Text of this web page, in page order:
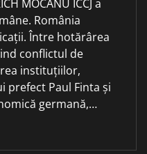
MOCANU ÎCCJ a
România
Între hotărârea
conflictul de
instituțiilor,
prefect Paul Finta și
germană,…